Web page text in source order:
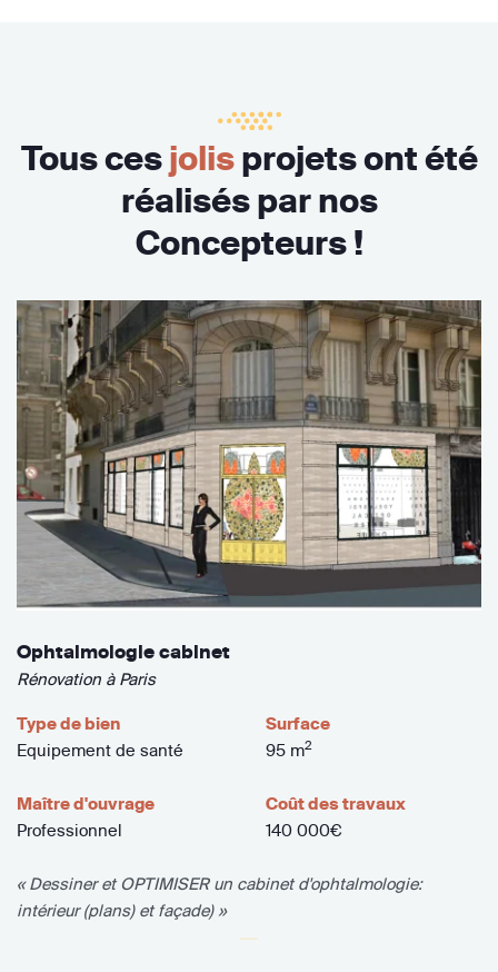
Tous cesjolisprojets ont été
réalisés par nos
Concepteurs !
Ophtalmologie cabinet
Rénovation à Paris
Type de bien
Equipement de santé
Surface
95 m2
Maître d'ouvrage
Professionnel
Coût des travaux
140 000€
« Dessiner et OPTIMISER un cabinet d'ophtalmologie:
intérieur (plans) et façade) »